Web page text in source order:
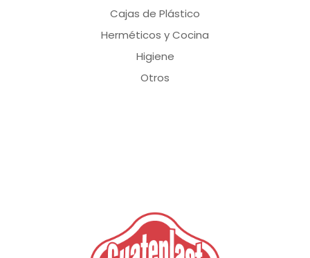
Cajas de Plástico
Herméticos y Cocina
Higiene
Otros